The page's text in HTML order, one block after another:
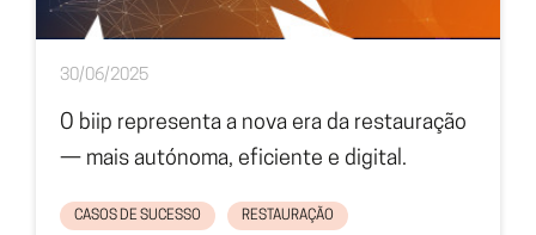
30/06/2025
O biip representa a nova era da restauração
— mais autónoma, eficiente e digital.
CASOS DE SUCESSO RESTAURAÇÃO